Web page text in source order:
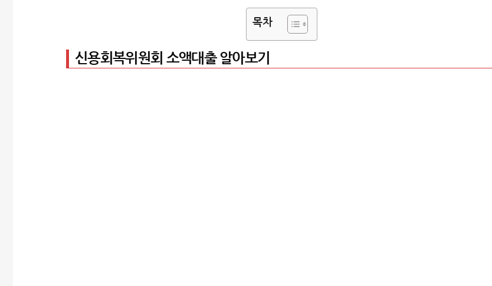
목차
신용회복위원회 소액대출 알아보기